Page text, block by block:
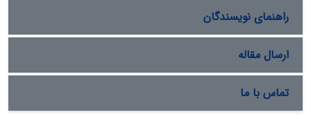
راهنمای نویسندگان
ارسال مقاله
تماس با ما